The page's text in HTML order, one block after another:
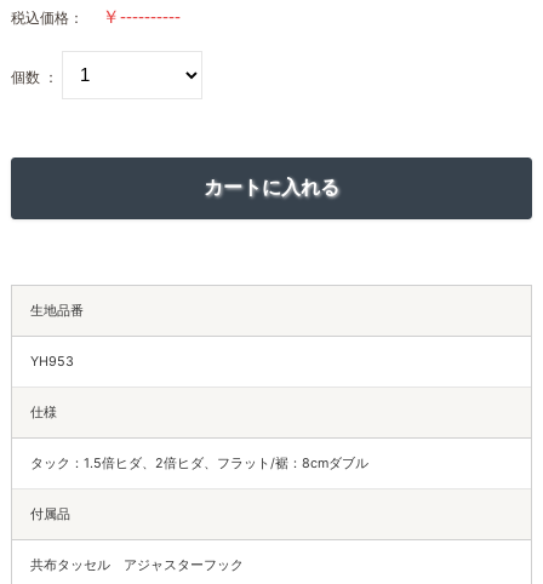
税込価格：
個数 ：
生地品番
YH953
仕様
タック：1.5倍ヒダ、2倍ヒダ、フラット/裾：8cmダブル
付属品
共布タッセル アジャスターフック